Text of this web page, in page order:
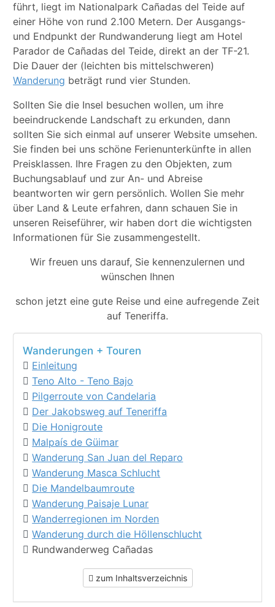
führt, liegt im Nationalpark Cañadas del Teide auf
einer Höhe von rund 2.100 Metern. Der Ausgangs-
und Endpunkt der Rundwanderung liegt am Hotel
Parador de Cañadas del Teide, direkt an der TF-21.
Die Dauer der (leichten bis mittelschweren)
Wanderung beträgt rund vier Stunden.
Sollten Sie die Insel besuchen wollen, um ihre
beeindruckende Landschaft zu erkunden, dann
sollten Sie sich einmal auf unserer Website umsehen.
Sie finden bei uns schöne Ferienunterkünfte in allen
Preisklassen. Ihre Fragen zu den Objekten, zum
Buchungsablauf und zur An- und Abreise
beantworten wir gern persönlich. Wollen Sie mehr
über Land & Leute erfahren, dann schauen Sie in
unseren Reiseführer, wir haben dort die wichtigsten
Informationen für Sie zusammengestellt.
Wir freuen uns darauf, Sie kennenzulernen und
wünschen Ihnen
schon jetzt eine gute Reise und eine aufregende Zeit
auf Teneriffa.
Wanderungen + Touren
Einleitung
Teno Alto - Teno Bajo
Pilgerroute von Candelaria
Der Jakobsweg auf Teneriffa
Die Honigroute
Malpaís de Güimar
Wanderung San Juan del Reparo
Wanderung Masca Schlucht
Die Mandelbaumroute
Wanderung Paisaje Lunar
Wanderregionen im Norden
Wanderung durch die Höllenschlucht
Rundwanderweg Cañadas
zum Inhaltsverzeichnis